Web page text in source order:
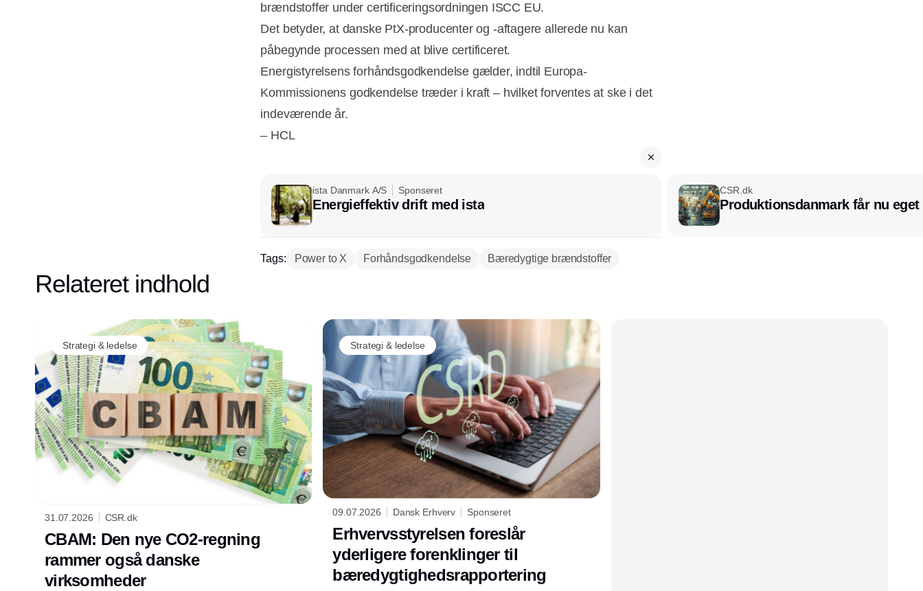
brændstoffer under certificeringsordningen ISCC EU.
Det betyder, at danske PtX-producenter og -aftagere allerede nu kan
påbegynde processen med at blive certificeret.
Energistyrelsens forhåndsgodkendelse gælder, indtil Europa-
Kommissionens godkendelse træder i kraft – hvilket forventes at ske i det
indeværende år.
– HCL
ista Danmark A/S Sponseret
Energieffektiv drift med ista
CSR.dk
Produktionsdanmark får nu eget
Tags: Power to X Forhåndsgodkendelse Bæredygtige brændstoffer
Relateret indhold
Strategi & ledelse
31.07.2026 CSR.dk
CBAM: Den nye CO2-regning
rammer også danske
virksomheder
Strategi & ledelse
09.07.2026 Dansk Erhverv Sponseret
Erhvervsstyrelsen foreslår
yderligere forenklinger til
bæredygtighedsrapportering